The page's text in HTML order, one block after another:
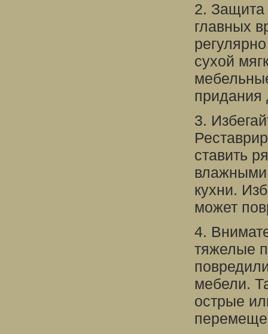
2. Защита
главных
сухой
придания
3.
ставить
влажными
кухни.
может
4.
тяжелые
мебели.
острые